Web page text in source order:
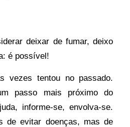
deixar de fumar, deixo
é possível!
vezes tentou no passado.
passo mais próximo do
informe-se, envolva-se.
de evitar doenças, mas de